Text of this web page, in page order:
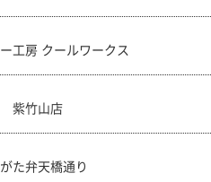
工房 クールワークス
紫竹山店
た弁天橋通り